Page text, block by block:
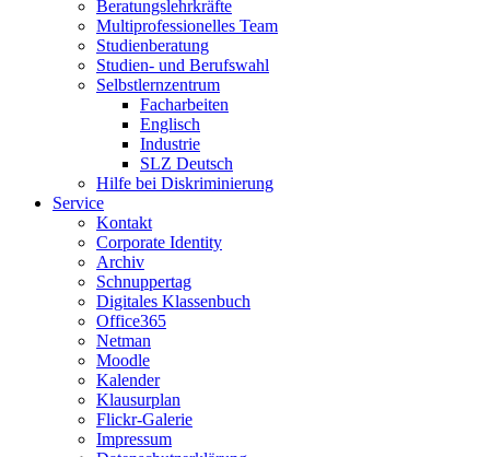
Beratungslehrkräfte
Multiprofessionelles Team
Studienberatung
Studien- und Berufswahl
Selbstlernzentrum
Facharbeiten
Englisch
Industrie
SLZ Deutsch
Hilfe bei Diskriminierung
Service
Kontakt
Corporate Identity
Archiv
Schnuppertag
Digitales Klassenbuch
Office365
Netman
Moodle
Kalender
Klausurplan
Flickr-Galerie
Impressum